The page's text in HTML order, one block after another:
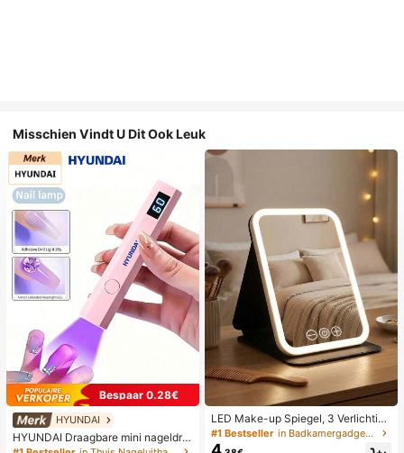
Misschien Vindt U Dit Ook Leuk
Bespaar 0.28€
HYUNDAI
HYUNDAI Draagbare mini nageldro
ger, oplaadbare handlamp UV/LED
LED Make-up Spiegel, 3 Verlichting
smodi, Verstelbare Helderheid, Draa
gbaar Vouwbaar Ontwerp, Geschikt
#1 Bestseller in Badkamergadgets die favoriet zijn bij klanten B